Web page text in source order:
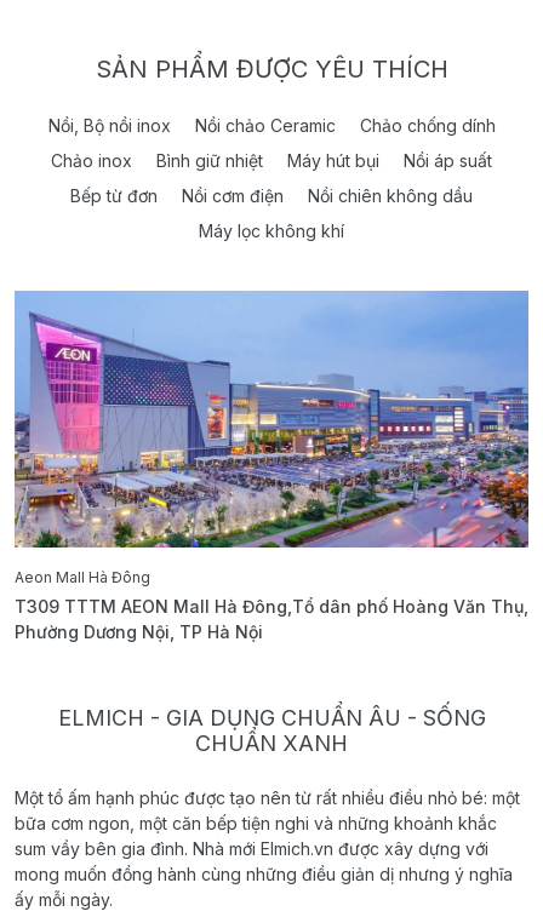
SẢN PHẨM ĐƯỢC YÊU THÍCH
Nồi, Bộ nồi inox Nồi chảo Ceramic
Chảo chống dính
Chảo inox
Bình giữ nhiệt Máy hút bụi
Nồi áp suất
Bếp từ đơn
Nồi cơm điện
Nồi chiên không dầu
Máy lọc không khí
Aeon Mall Hà Đông
T309 TTTM AEON Mall Hà Đông,Tổ dân phố Hoàng Văn Thụ,
Phường Dương Nội, TP Hà Nội
ELMICH - GIA DỤNG CHUẨN ÂU - SỐNG
CHUẨN XANH
Một tổ ấm hạnh phúc được tạo nên từ rất nhiều điều nhỏ bé: một
bữa cơm ngon, một căn bếp tiện nghi và những khoảnh khắc
sum vầy bên gia đình. Nhà mới Elmich.vn được xây dựng với
mong muốn đồng hành cùng những điều giản dị nhưng ý nghĩa
ấy mỗi ngày.